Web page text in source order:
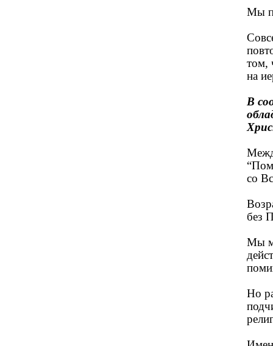
Мы
том,
на
В
со
без
Мы
Но